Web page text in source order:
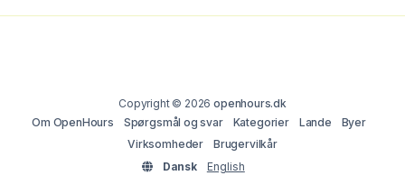
Copyright © 2026openhours.dk
Om OpenHours
Spørgsmål og svar Kategorier Lande
Byer
Virksomheder
Brugervilkår
Dansk
English